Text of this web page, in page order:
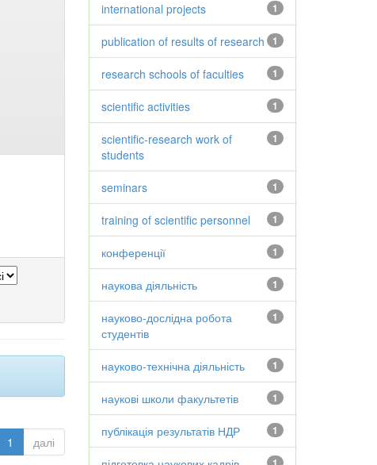
1 далі
1
international projects
1
publication of results of research
1
research schools of faculties
1
scientific activities
1
scientific-research work of
students
1
seminars
1
training of scientific personnel
1
конференції
1
наукова діяльність
1
науково-дослідна робота
студентів
1
науково-технічна діяльність
1
наукові школи факультетів
1
публікація результатів НДР